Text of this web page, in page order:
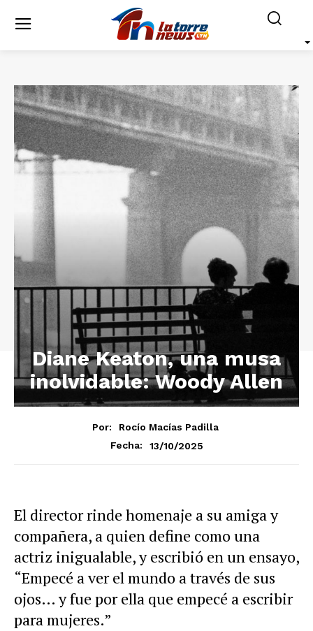
Diane Keaton, una musa
inolvidable: Woody Allen
Por:
Rocío Macías Padilla
Fecha:
13/10/2025
El director rinde homenaje a su amiga y
compañera, a quien define como una
actriz inigualable, y escribió en un ensayo,
“Empecé a ver el mundo a través de sus
ojos… y fue por ella que empecé a escribir
para mujeres.”